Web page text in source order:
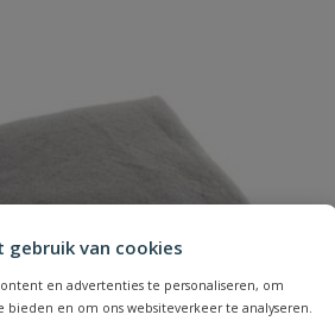
gebruik van cookies
en advertenties te personaliseren, om
bieden en om ons websiteverkeer te analyseren.
60 cm
cm - 40 cm
cm